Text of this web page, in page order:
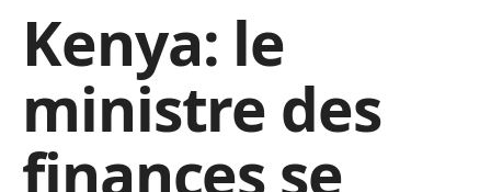
Kenya: le
ministre des
finances se